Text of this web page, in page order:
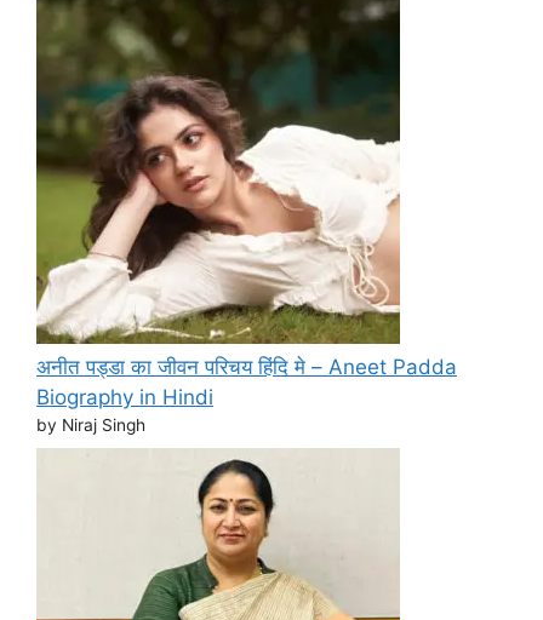
अनीत पड्डा का जीवन परिचय हिंदि मे – Aneet Padda
Biography in Hindi
by Niraj Singh